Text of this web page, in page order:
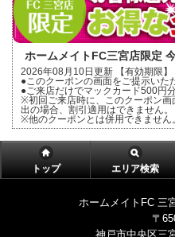
ホームメイトFC三宮店限定
2026年08月10日更新 【有効期限
●このクーポンの画面をご提示いた
●ご来店だけでマックカード500円
※初回ご来店時に、このクーポン画
出の場合、割引適用はできません。
※他のクーポンとは併用できません。
トップ エリア検索
ホームメイトFC
〒
神戸市中央区三